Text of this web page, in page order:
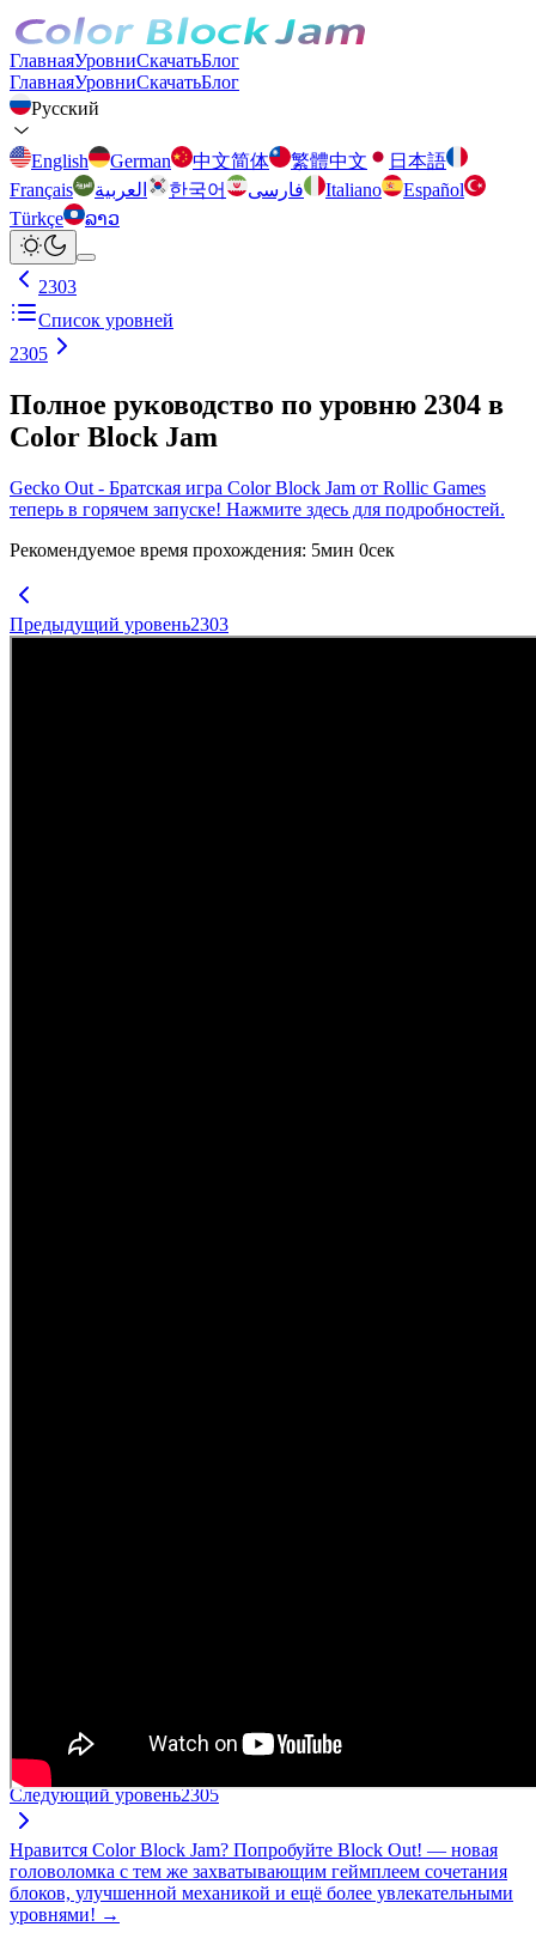
ГлавнаяУровниСкачатьБлог
ГлавнаяУровниСкачатьБлог
Русский
English German 中文简体 繁體中文
日本語
Français
العربية 한국어 فارسی Italiano
Español
Türkçe
ລາວ
2303
Список уровней
2305
Полное руководство по уровню 2304 в
Color Block Jam
Gecko Out - Братская игра Color Block Jam от Rollic Games
теперь в горячем запуске! Нажмите здесь для подробностей.
Рекомендуемое время прохождения: 5мин 0сек
Предыдущий уровень2303
Следующий уровень2305
Нравится Color Block Jam? Попробуйте Block Out! — новая
головоломка с тем же захватывающим геймплеем сочетания
блоков, улучшенной механикой и ещё более увлекательными
уровнями! →